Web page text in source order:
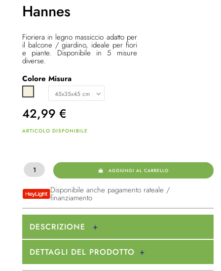
Hannes
Fioriera in legno massiccio adatto per
il balcone / giardino, ideale per fiori
e piante. Disponibile in 5 misure
diverse.
Colore Misura
42,99 €
ARTICOLO DISPONIBILE
AGGIUNGI AL CARRELLO
Disponibile anche pagamento rateale /
finanziamento
DESCRIZIONE
DETTAGLI DEL PRODOTTO